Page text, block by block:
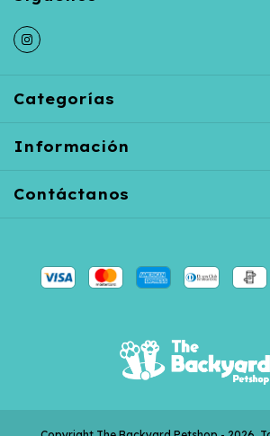
Categorías
Información
Contáctanos